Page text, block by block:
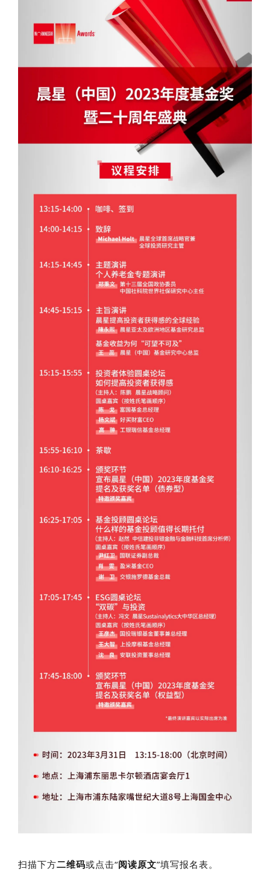
扫描下方二维码或点击“阅读原文”填写报名表。